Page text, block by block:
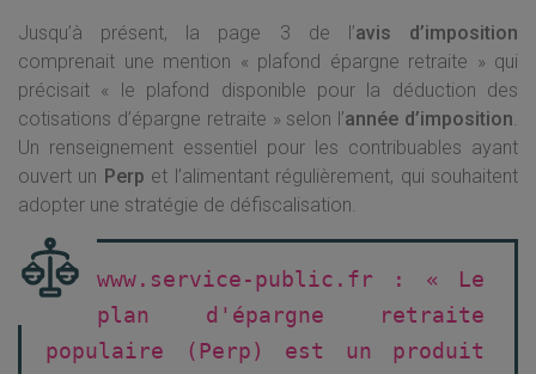
Jusqu’à présent, la page 3 de l’avis d’imposition
comprenait une mention « plafond épargne retraite » qui
précisait « le plafond disponible pour la déduction des
cotisations d’épargne retraite » selon l’année d’imposition.
Un renseignement essentiel pour les contribuables ayant
ouvert un Perp et l’alimentant régulièrement, qui souhaitent
adopter une stratégie de défiscalisation.
www.service-public.fr : « Le
plan d'épargne retraite
populaire (Perp) est un produit